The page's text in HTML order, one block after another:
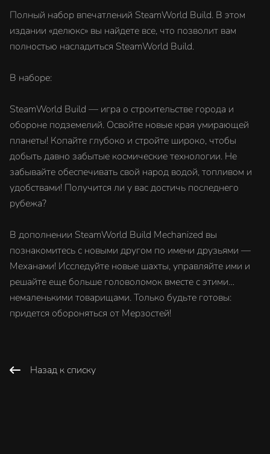
Полный набор впечатлений SteamWorld Build. В этом
издании «делюкс» вы найдете все, что позволит вам
полностью насладиться SteamWorld Build.
В наборе:
SteamWorld Build — игра о строительстве города и
обороне подземелий. Освойте новые края умирающей
планеты! Копайте глубоко и стройте широко, чтобы
добыть давно забытые космические технологии. Не
забывайте обеспечивать свой народ водой, топливом и
удобствами! Получится ли у вас достичь последнего
рубежа?
В дополнении SteamWorld Build Mechanized вы
познакомитесь с новыми другом по имени друзьями —
Механами! Исследуйте новые шахты, управляйте ими и
решайте еще больше головоломок вместе с этими…
немаленькими товарищами. Только будьте готовы:
придется обороняться от Мерзостей!
Назад к списку